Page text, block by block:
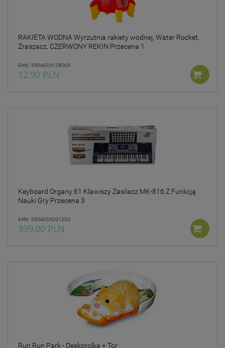
RAKIETA WODNA Wyrzutnia rakiety wodnej, Water Rocket,
Zraszacz, CZERWONY REKIN Przecena 1
EAN: 5904659178569
12,90 PLN
Keyboard Organy 61 Klawiszy Zasilacz MK-816 Z Funkcją
Nauki Gry Przecena 3
EAN: 5904659201250
399,00 PLN
Run Run Park - Deskorolka + Tor